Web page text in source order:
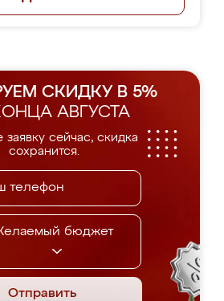
СКИДКУ В 5%
АВГУСТА
заявку сейчас, скидка
сохранится.
бюджет
Отправить